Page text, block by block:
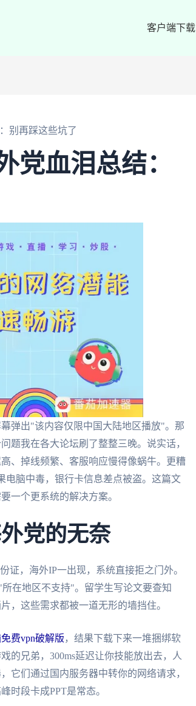
客户端下载
别再踩这些坑了
党血泪总结：
弹出"该内容仅限中国大陆地区播放"。那
题我在各大论坛刷了整整三晚。说实话，
、掉线频繁、客服响应慢得像蜗牛。更糟
电脑中毒，银行卡信息差点被盗。这篇文
一个更系统的解决方案。
党的无奈
证，海外IP一出现，系统直接拒之门外。
在地区不支持"。留学生写论文要查知
，这些需求都被一道无形的墙挡住。
费vpn破解版 ，结果下载下来一堆捆绑软
的兄弟，300ms延迟让你技能放出去，人
它们通过国内服务器中转你的网络请求，
时段卡成PPT是常态。